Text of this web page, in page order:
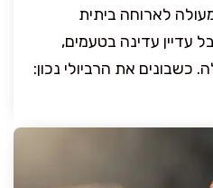
לארוחה ביתית
עדיין עדינה בטעמים,
כשבונים את הרביולי נכון: